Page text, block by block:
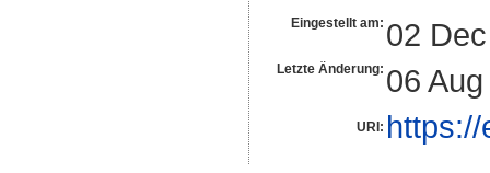
Eingestellt am: 02
Letzte Änderung: 06
URI: